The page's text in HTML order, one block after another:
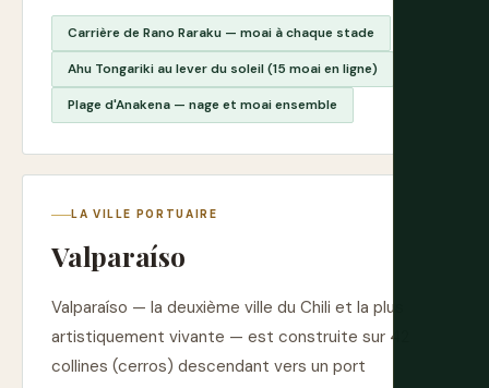
Carrière de Rano Raraku — moai à chaque stade
Ahu Tongariki au lever du soleil (15 moai en ligne)
Plage d'Anakena — nage et moai ensemble
LA VILLE PORTUAIRE
Valparaíso
Valparaíso — la deuxième ville du Chili et la plus
artistiquement vivante — est construite sur 42
collines (cerros) descendant vers un port